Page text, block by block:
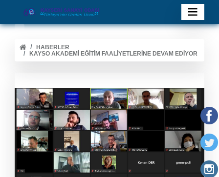
HABERLER
KAYSO AKADEMI EĞITIM FAALIYETLERINE DEVAM EDIYOR